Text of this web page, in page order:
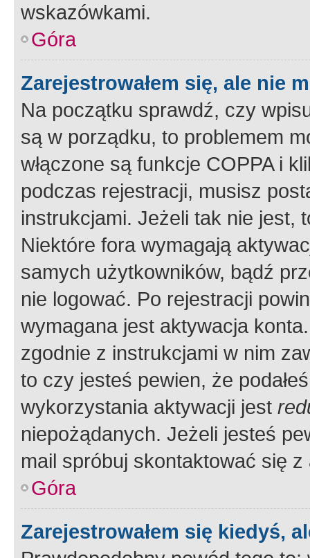
wskazówkami.
Góra
Zarejestrowałem się, ale nie
Na początku sprawdź, czy
są w porządku, to problemem
włączone są funkcje COPPA i
podczas rejestracji, musisz
instrukcjami. Jeżeli tak nie jest,
Niektóre fora wymagają
samych użytkowników, bądź
nie logować. Po rejestracji
wymagana jest aktywacja
zgodnie z instrukcjami w nim
to czy jesteś pewien, że
wykorzystania aktywacji jest
niepożądanych. Jeżeli jesteś
mail spróbuj skontaktować się
Góra
Zarejestrowałem się kiedyś,